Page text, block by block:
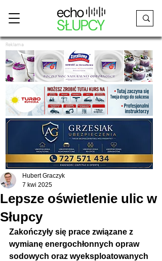
Reklama
Lepsze oświetlenie ulic w
Słupcy
Hubert Graczyk
7 kwi 2025
Zakończyły się prace związane z
wymianę energochłonnych opraw
sodowych oraz wyeksploatowanych